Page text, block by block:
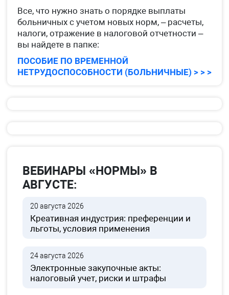
Все, что нужно знать о порядке выплаты
больничных с учетом новых норм, – расчеты,
налоги, отражение в налоговой отчетности –
вы найдете в папке:
ПОСОБИЕ ПО ВРЕМЕННОЙ
НЕТРУДОСПОСОБНОСТИ (БОЛЬНИЧНЫЕ) > > >
ВЕБИНАРЫ «НОРМЫ» В
АВГУСТЕ:
20 августа 2026
Креативная индустрия: преференции и
льготы, условия применения
24 августа 2026
Электронные закупочные акты:
налоговый учет, риски и штрафы